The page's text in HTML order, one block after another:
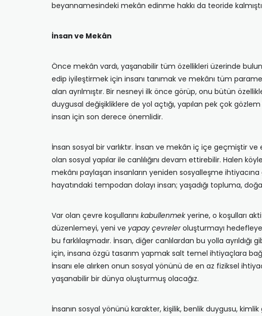
beyannamesindeki mekân edinme hakkı da teoride
İnsan ve Mekân
Önce mekân vardı, yaşanabilir tüm özellikleri üzerinde
edip iyileştirmek için insanı tanımak ve mekânı tüm
alan ayrılmıştır. Bir nesneyi ilk önce görüp, onu bütün
duygusal değişikliklere de yol açtığı, yapılan pek çok
insan için son derece önemlidir.
İnsan sosyal bir varlıktır. İnsan ve mekân iç içe geçmiştir
olan sosyal yapılar ile canlılığını devam ettirebilir. Halen
mekânı paylaşan insanların yeniden sosyalleşme
hayatındaki tempodan dolayı insan; yaşadığı topluma,
Var olan çevre koşullarını kabullenmekyerine, o koşulları
düzenlemeyi, yeni ve yapay çevreleroluşturmayı
bu farklılaşmadır. İnsan, diğer canlılardan bu yolla ayrıldığı
için, insana özgü tasarım yapmak salt temel ihtiyaçlara
İnsanı ele alırken onun sosyal yönünü de en az fiziksel
yaşanabilir bir dünya oluşturmuş olacağız.
İnsanın sosyal yönünü karakter, kişilik, benlik duygusu,